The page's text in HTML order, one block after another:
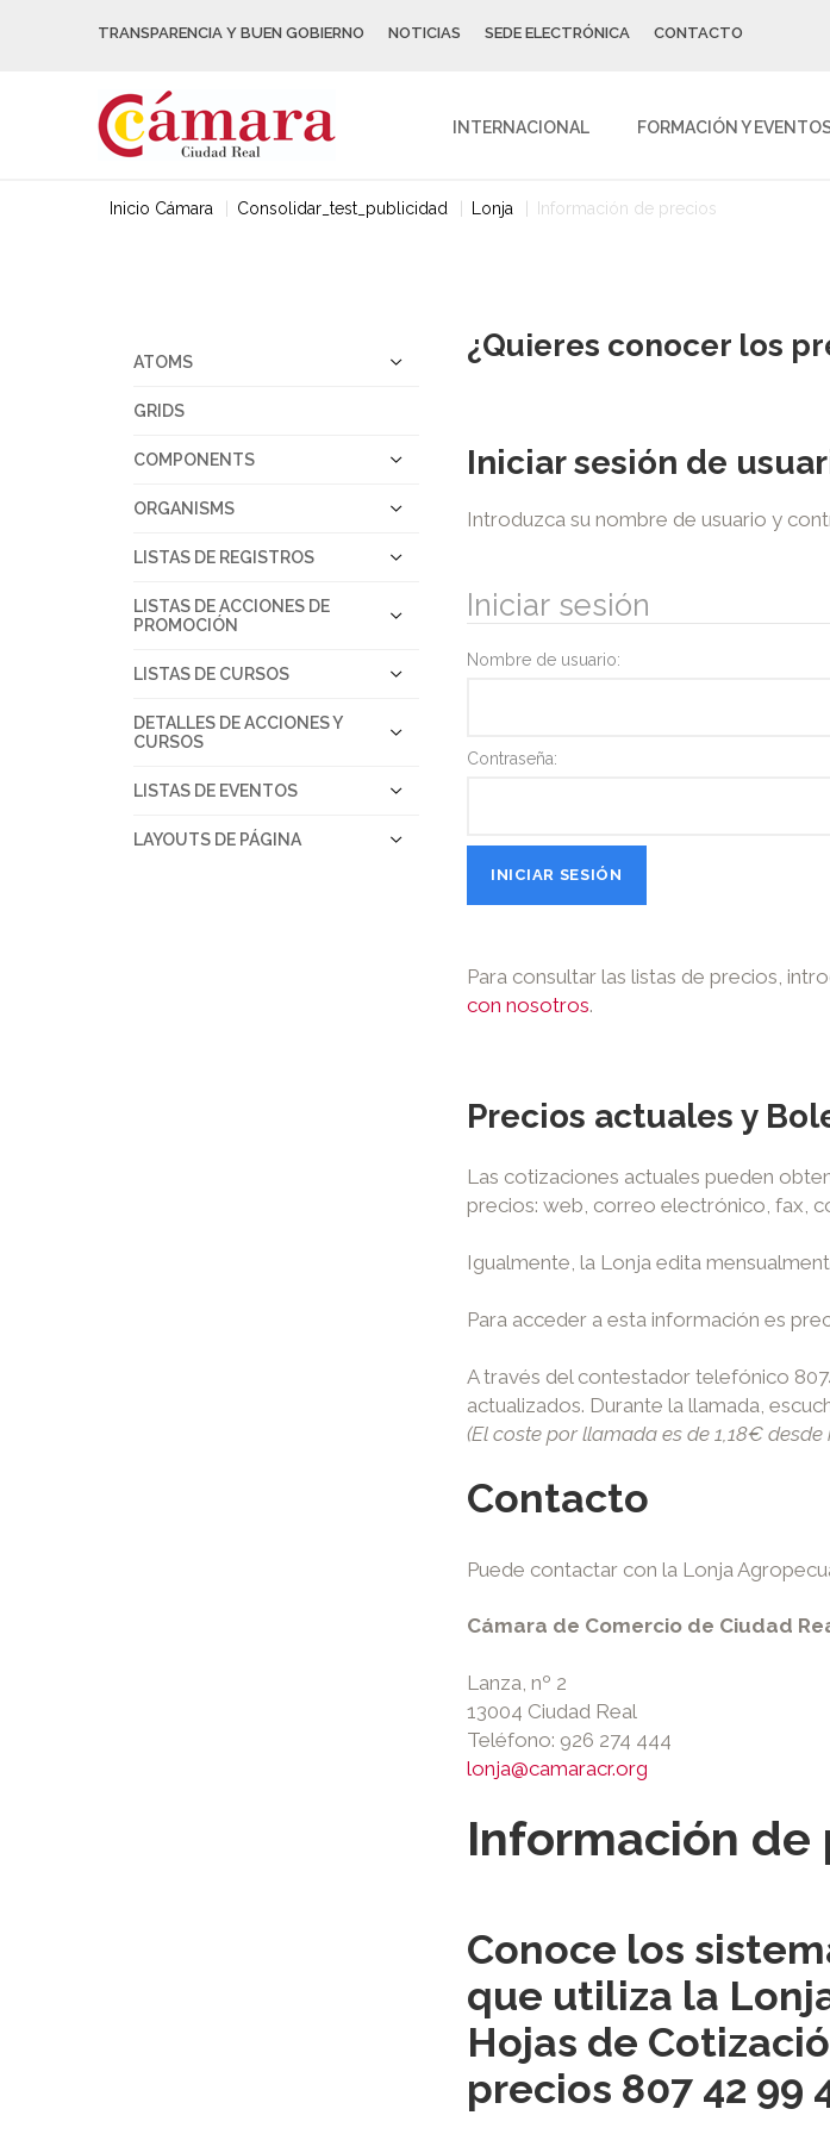
TRANSPARENCIA Y BUEN GOBIERNO NOTICIAS SEDE ELECTRÓNICA CONTACTO
INTERNACIONAL FORMACIÓN Y
Inicio Cámara Consolidar_test_publicidad Lonja Información de precios
ATOMS
GRIDS
COMPONENTS
ORGANISMS
LISTAS DE REGISTROS
LISTAS DE ACCIONES DE
PROMOCIÓN
LISTAS DE CURSOS
DETALLES DE ACCIONES Y
CURSOS
LISTAS DE EVENTOS
LAYOUTS DE PÁGINA
¿Quieres conocer los
Iniciar sesión de
Introduzca su nombre de usuario y
Iniciar sesión
Nombre de usuario:
Contraseña:
Para consultar las listas de precios,
con nosotros.
Precios actuales y
Las cotizaciones actuales pueden
precios: web, correo electrónico, fax,
Igualmente, la Lonja edita
Para acceder a esta información es
A través del contestador telefónico
actualizados. Durante la llamada,
(El coste por llamada es de 1,18€
Contacto
Puede contactar con la Lonja
Cámara de Comercio de Ciudad
Lanza, nº 2
13004 Ciudad Real
Teléfono: 926 274 444
lonja@camaracr.org
Información de
Conoce los
que utiliza la
Hojas de
precios 807 42 99